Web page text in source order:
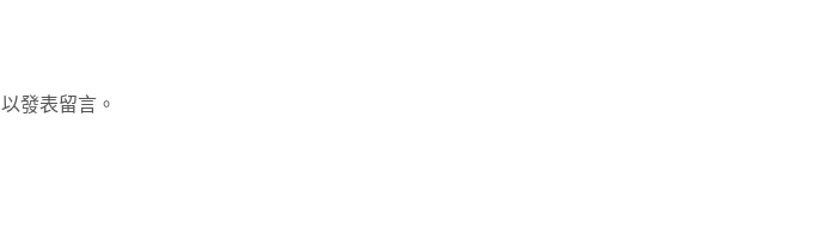
以發表留言。